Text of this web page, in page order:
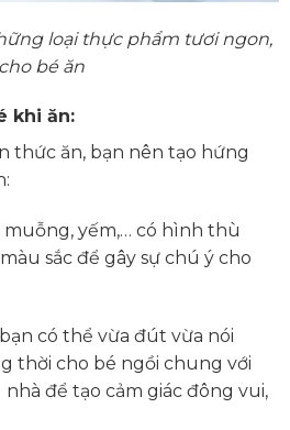
loại thực phẩm tươi ngon,
bé ăn
khi ăn:
thức ăn, bạn nên tạo hứng
muỗng, yếm,… có hình thù
sắc để gây sự chú ý cho
có thể vừa đút vừa nói
thời cho bé ngồi chung với
để tạo cảm giác đông vui,